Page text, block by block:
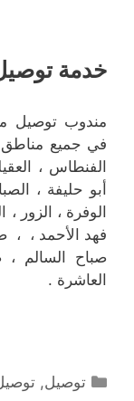
خدمة
مندوب توصيل
في جميع مناطق
الفنطاس ،
أبو حليفة ،
الوفرة ، الزور ،
فهد الأحمد ، ،
صباح السالم ،
العاشرة .
التصنيفات
توصيل,